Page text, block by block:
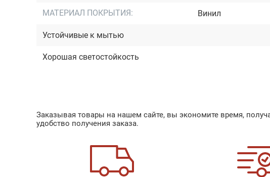
МАТЕРИАЛ ПОКРЫТИЯ: Винил
Устойчивые к мытью
Хорошая светостойкость
Заказывая товары на нашем сайте, вы экономите время,
удобство получения заказа.